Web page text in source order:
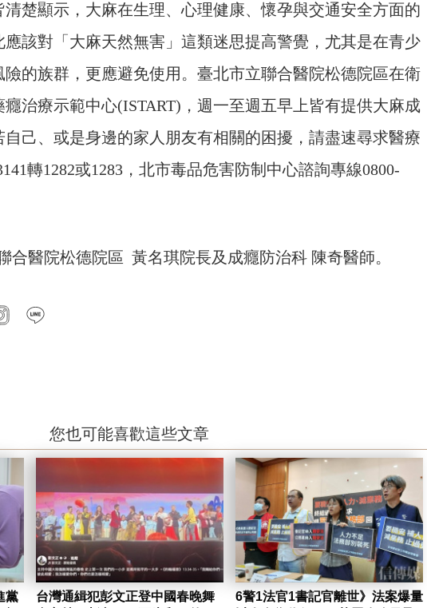
楚顯示，大麻在生理、心理健康、懷孕與交通安全方面的
該對「大麻天然無害」這類迷思提高警覺，尤其是在青少
的族群，更應避免使用。臺北市立聯合醫院松德院區在衛
治療示範中心(ISTART)，週一至週五早上皆有提供大麻成
己、或是身邊的家人朋友有相關的困擾，請盡速尋求醫療
轉1282或1283，北市毒品危害防制中心諮詢專線0800-
合醫院松德院區 黃名琪院長及成癮防治科 陳奇醫師。
instagram
您也可能喜歡這些文章
黨
台灣通緝犯彭文正登中國春晚舞
6警1法官1書記官離世》法案爆量